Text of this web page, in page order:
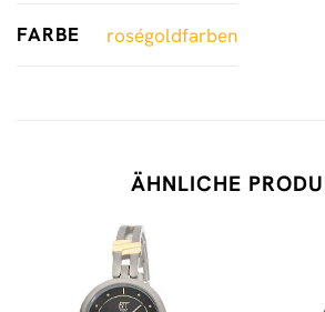
FARBE roségoldfarben
ÄHNLICHE